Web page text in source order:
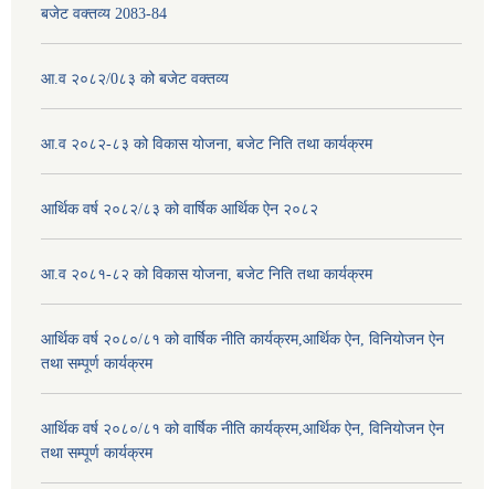
बजेट वक्तव्य 2083-84
आ.व २०८२/0८३ को बजेट वक्तव्य
आ.व २०८२-८३ को विकास योजना, बजेट निति तथा कार्यक्रम
आर्थिक वर्ष २०८२/८३ को वार्षिक आर्थिक ऐन २०८२
आ.व २०८१-८२ को विकास योजना, बजेट निति तथा कार्यक्रम
आर्थिक वर्ष २०८०/८१ को वार्षिक नीति कार्यक्रम,आर्थिक ऐन, विनियोजन ऐन
तथा सम्पूर्ण कार्यक्रम
आर्थिक वर्ष २०८०/८१ को वार्षिक नीति कार्यक्रम,आर्थिक ऐन, विनियोजन ऐन
तथा सम्पूर्ण कार्यक्रम